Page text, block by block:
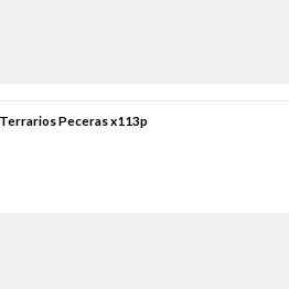
Peceras x113p